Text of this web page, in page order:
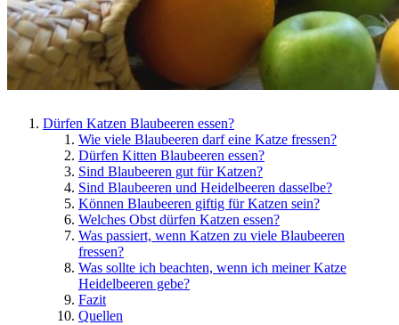
Dürfen Katzen Blaubeeren essen?
Wie viele Blaubeeren darf eine Katze fressen?
Dürfen Kitten Blaubeeren essen?
Sind Blaubeeren gut für Katzen?
Sind Blaubeeren und Heidelbeeren dasselbe?
Können Blaubeeren giftig für Katzen sein?
Welches Obst dürfen Katzen essen?
Was passiert, wenn Katzen zu viele Blaubeeren
fressen?
Was sollte ich beachten, wenn ich meiner Katze
Heidelbeeren gebe?
Fazit
Quellen